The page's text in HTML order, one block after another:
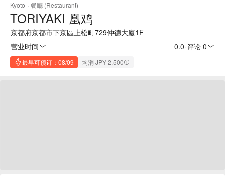
Kyoto · 餐廳 (Restaurant)
TORIYAKI 凰鸡
京都府京都市下京區上松町729仲德大廈1F
营业时间
0.0 评论 0
最早可预订：08/09 均消 JPY 2,500